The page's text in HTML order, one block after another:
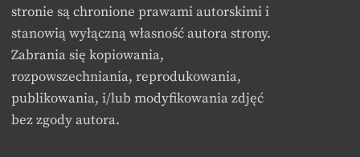
stronie są chronione prawami autorskimi i
stanowią wyłączną własność autora strony.
Zabrania się kopiowania,
rozpowszechniania, reprodukowania,
publikowania, i/lub modyfikowania zdjęć
bez zgody autora.